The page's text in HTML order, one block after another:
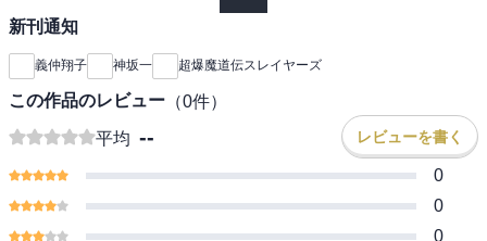
新刊通知
義仲翔子 神坂一 超爆魔道伝スレイヤーズ
この作品のレビュー （0件）
平均 -- レビューを書く
0
0
0